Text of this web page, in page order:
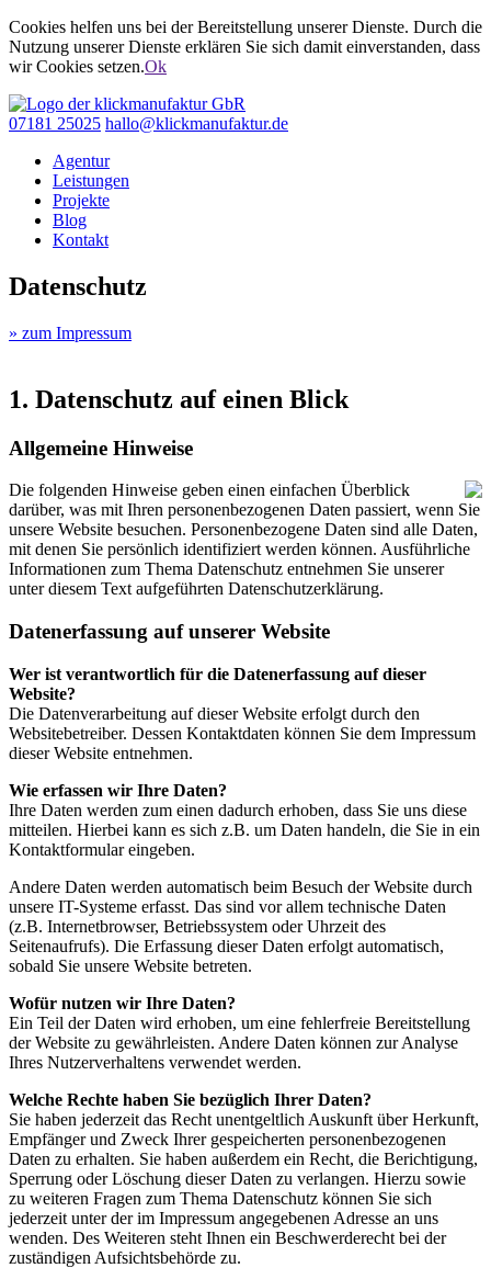
Cookies helfen uns bei der Bereitstellung unserer Dienste. Durch die
Nutzung unserer Dienste erklären Sie sich damit einverstanden, dass
wir Cookies setzen.Ok
07181 25025 hallo@klickmanufaktur.de
Agentur
Leistungen
Projekte
Blog
Kontakt
Datenschutz
» zum Impressum
1. Datenschutz auf einen Blick
Allgemeine Hinweise
Die folgenden Hinweise geben einen einfachen Überblick
darüber, was mit Ihren personenbezogenen Daten passiert, wenn Sie
unsere Website besuchen. Personenbezogene Daten sind alle Daten,
mit denen Sie persönlich identifiziert werden können. Ausführliche
Informationen zum Thema Datenschutz entnehmen Sie unserer
unter diesem Text aufgeführten Datenschutzerklärung.
Datenerfassung auf unserer Website
Wer ist verantwortlich für die Datenerfassung auf dieser
Website?
Die Datenverarbeitung auf dieser Website erfolgt durch den
Websitebetreiber. Dessen Kontaktdaten können Sie dem Impressum
dieser Website entnehmen.
Wie erfassen wir Ihre Daten?
Ihre Daten werden zum einen dadurch erhoben, dass Sie uns diese
mitteilen. Hierbei kann es sich z.B. um Daten handeln, die Sie in ein
Kontaktformular eingeben.
Andere Daten werden automatisch beim Besuch der Website durch
unsere IT-Systeme erfasst. Das sind vor allem technische Daten
(z.B. Internetbrowser, Betriebssystem oder Uhrzeit des
Seitenaufrufs). Die Erfassung dieser Daten erfolgt automatisch,
sobald Sie unsere Website betreten.
Wofür nutzen wir Ihre Daten?
Ein Teil der Daten wird erhoben, um eine fehlerfreie Bereitstellung
der Website zu gewährleisten. Andere Daten können zur Analyse
Ihres Nutzerverhaltens verwendet werden.
Welche Rechte haben Sie bezüglich Ihrer Daten?
Sie haben jederzeit das Recht unentgeltlich Auskunft über Herkunft,
Empfänger und Zweck Ihrer gespeicherten personenbezogenen
Daten zu erhalten. Sie haben außerdem ein Recht, die Berichtigung,
Sperrung oder Löschung dieser Daten zu verlangen. Hierzu sowie
zu weiteren Fragen zum Thema Datenschutz können Sie sich
jederzeit unter der im Impressum angegebenen Adresse an uns
wenden. Des Weiteren steht Ihnen ein Beschwerderecht bei der
zuständigen Aufsichtsbehörde zu.